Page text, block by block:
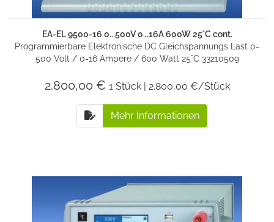
EA-EL 9500-16 0...500V 0...16A 600W 25°C cont.
Programmierbare Elektronische DC Gleichspannungs Last 0-
500 Volt / 0-16 Ampere / 600 Watt 25°C 33210509
2.800,00 € 1 Stück | 2.800,00 €/Stück
Mehr Informationen